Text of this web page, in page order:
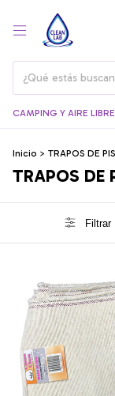
CAMPING Y AIRE LIBRE
Inicio > TRAPOS DE
TRAPOS DE
Filtrar